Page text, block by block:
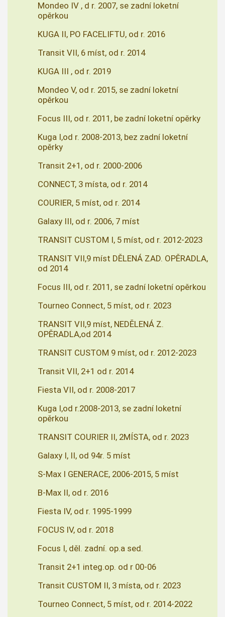
Mondeo IV , d r. 2007, se zadní loketní
opěrkou
KUGA II, PO FACELIFTU, od r. 2016
Transit VII, 6 míst, od r. 2014
KUGA III , od r. 2019
Mondeo V, od r. 2015, se zadní loketní
opěrkou
Focus III, od r. 2011, be zadní loketní opěrky
Kuga I,od r. 2008-2013, bez zadní loketní
opěrky
Transit 2+1, od r. 2000-2006
CONNECT, 3 místa, od r. 2014
COURIER, 5 míst, od r. 2014
Galaxy III, od r. 2006, 7 míst
TRANSIT CUSTOM I, 5 míst, od r. 2012-2023
TRANSIT VII,9 míst DĚLENÁ ZAD. OPĚRADLA,
od 2014
Focus III, od r. 2011, se zadní loketní opěrkou
Tourneo Connect, 5 míst, od r. 2023
TRANSIT VII,9 míst, NEDĚLENÁ Z.
OPĚRADLA,od 2014
TRANSIT CUSTOM 9 míst, od r. 2012-2023
Transit VII, 2+1 od r. 2014
Fiesta VII, od r. 2008-2017
Kuga I,od r.2008-2013, se zadní loketní
opěrkou
TRANSIT COURIER II, 2MÍSTA, od r. 2023
Galaxy I, II, od 94r. 5 míst
S-Max I GENERACE, 2006-2015, 5 míst
B-Max II, od r. 2016
Fiesta IV, od r. 1995-1999
FOCUS IV, od r. 2018
Focus I, děl. zadní. op.a sed.
Transit 2+1 integ.op. od r 00-06
Transit CUSTOM II, 3 místa, od r. 2023
Tourneo Connect, 5 míst, od r. 2014-2022